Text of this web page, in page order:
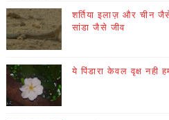
शर्तिया इलाज़ और चीन
सांडा जैसे जीव
ये पिंडारा केवल वृक्ष नही